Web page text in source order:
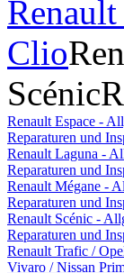
Clio
Scénic
Renault Espace -
Reparaturen und
Renault Laguna -
Reparaturen und
Renault Mégane -
Reparaturen und
Renault Scénic -
Reparaturen und
Renault Trafic /
Vivaro / Nissan